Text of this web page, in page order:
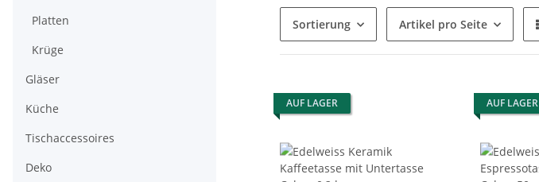
Sortierung Artikel pro Seite
AUF LAGER AUF LAGER
Platten
Krüge
Gläser
Küche
Tischaccessoires
Deko